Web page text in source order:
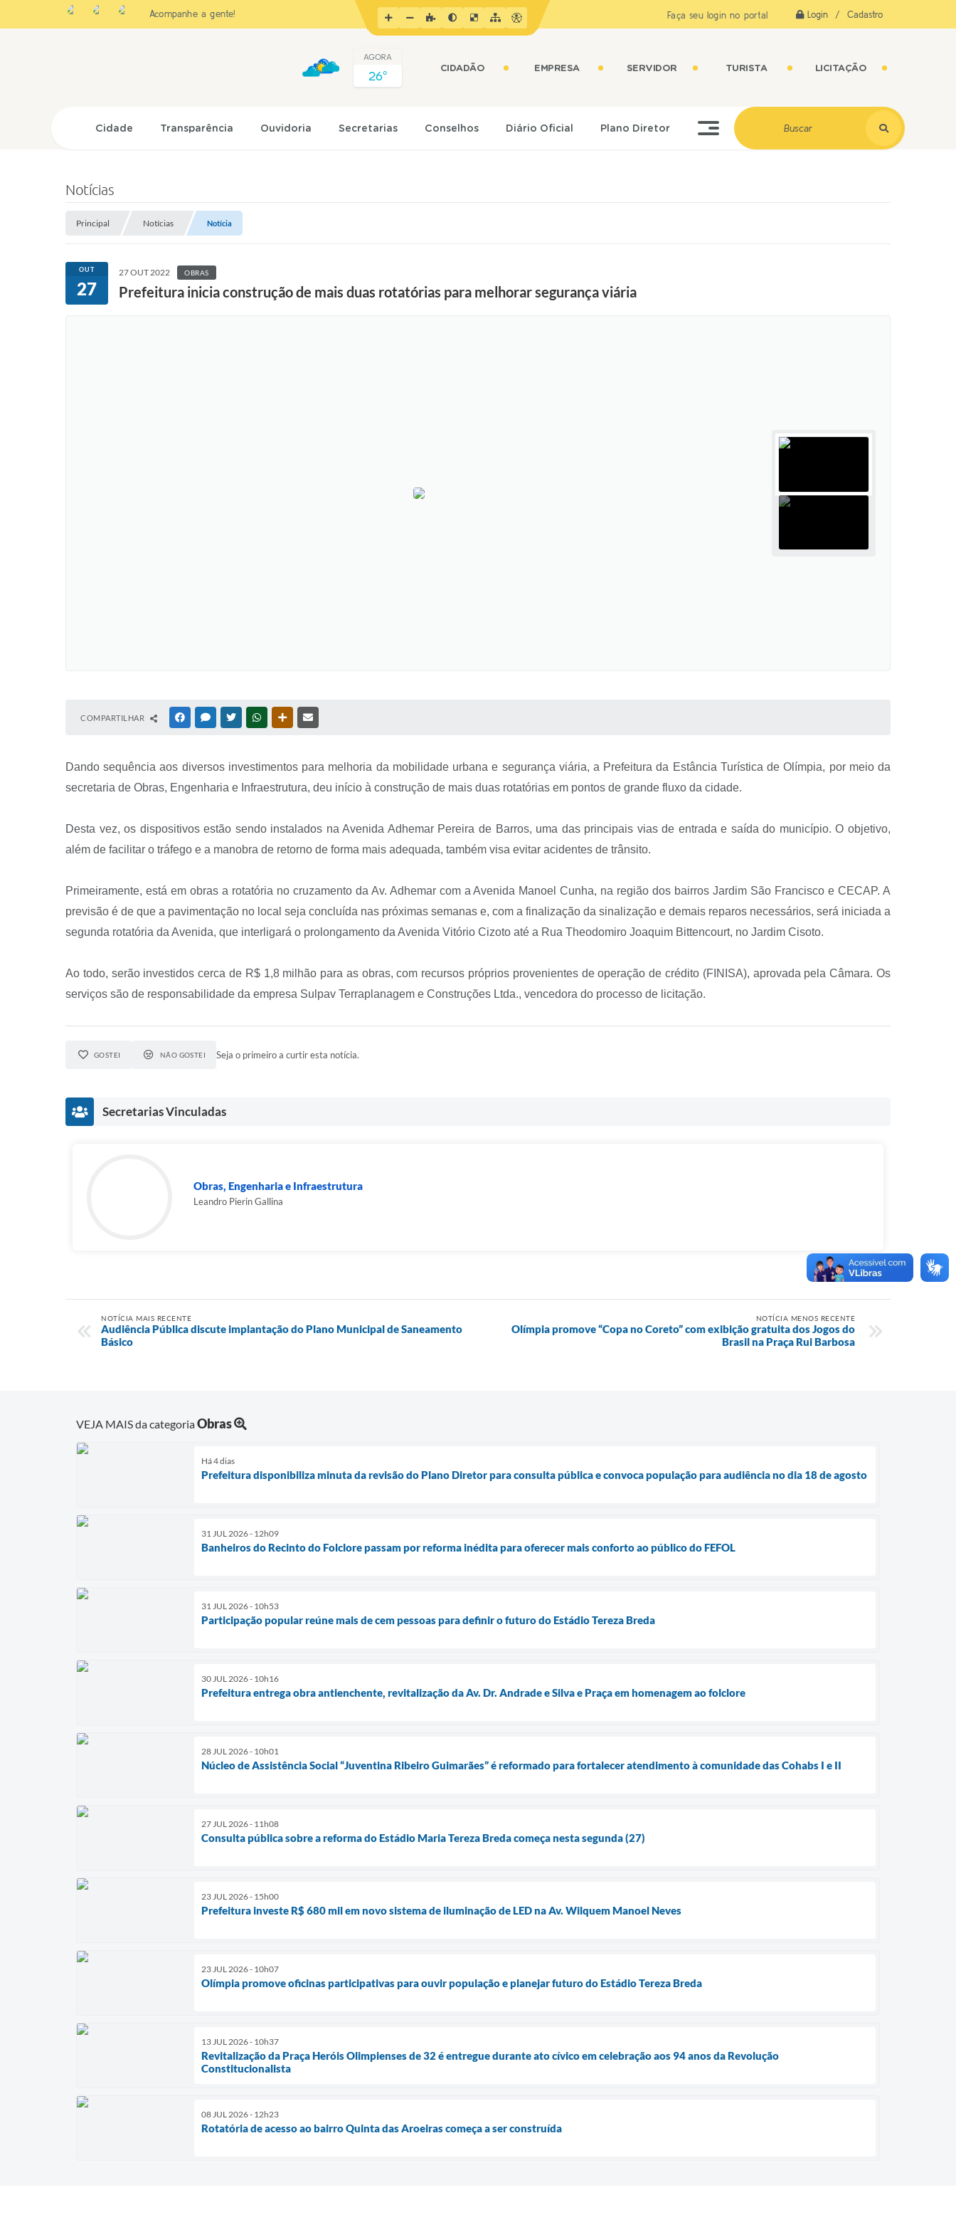
Faça seu login no portal Login / Cadastro
Acompanhe a gente!
CIDADÃO EMPRESA SERVIDOR TURISTA LICITAÇÃO
AGORA
26º
Cidade Transparência Ouvidoria Secretarias Conselhos Diário Oficial Plano Diretor
Notícias
Principal Notícias Notícia
OUT
27
27 OUT 2022 OBRAS
Prefeitura inicia construção de mais duas rotatórias para melhorar segurança viária
COMPARTILHAR FACEBOOKMESSENGER
TWITTERWHATSAPPOUTRAS MÍDIAS
Dando sequência aos diversos investimentos para melhoria da mobilidade urbana e segurança viária, a Prefeitura da Estância Turística de Olímpia, por meio da
secretaria de Obras, Engenharia e Infraestrutura, deu início à construção de mais duas rotatórias em pontos de grande fluxo da cidade.
Desta vez, os dispositivos estão sendo instalados na Avenida Adhemar Pereira de Barros, uma das principais vias de entrada e saída do município. O objetivo,
além de facilitar o tráfego e a manobra de retorno de forma mais adequada, também visa evitar acidentes de trânsito.
Primeiramente, está em obras a rotatória no cruzamento da Av. Adhemar com a Avenida Manoel Cunha, na região dos bairros Jardim São Francisco e CECAP. A
previsão é de que a pavimentação no local seja concluída nas próximas semanas e, com a finalização da sinalização e demais reparos necessários, será iniciada a
segunda rotatória da Avenida, que interligará o prolongamento da Avenida Vitório Cizoto até a Rua Theodomiro Joaquim Bittencourt, no Jardim Cisoto.
Ao todo, serão investidos cerca de R$ 1,8 milhão para as obras, com recursos próprios provenientes de operação de crédito (FINISA), aprovada pela Câmara. Os
serviços são de responsabilidade da empresa Sulpav Terraplanagem e Construções Ltda., vencedora do processo de licitação.
GOSTEI NÃO GOSTEI Seja o primeiro a curtir esta notícia.
Secretarias Vinculadas
Obras, Engenharia e Infraestrutura
Leandro Pierin Gallina
NOTÍCIA MAIS RECENTE
Audiência Pública discute implantação do Plano Municipal de Saneamento
Básico
NOTÍCIA MENOS RECENTE
Olímpia promove “Copa no Coreto” com exibição gratuita dos Jogos do
Brasil na Praça Rui Barbosa
VEJA MAIS da categoriaObras
Há 4 dias
Prefeitura disponibiliza minuta da revisão do Plano Diretor para consulta pública e convoca população para audiência no dia 18 de agosto
31 JUL 2026 - 12h09
Banheiros do Recinto do Folclore passam por reforma inédita para oferecer mais conforto ao público do FEFOL
31 JUL 2026 - 10h53
Participação popular reúne mais de cem pessoas para definir o futuro do Estádio Tereza Breda
30 JUL 2026 - 10h16
Prefeitura entrega obra antienchente, revitalização da Av. Dr. Andrade e Silva e Praça em homenagem ao folclore
28 JUL 2026 - 10h01
Núcleo de Assistência Social “Juventina Ribeiro Guimarães” é reformado para fortalecer atendimento à comunidade das Cohabs I e II
27 JUL 2026 - 11h08
Consulta pública sobre a reforma do Estádio Maria Tereza Breda começa nesta segunda (27)
23 JUL 2026 - 15h00
Prefeitura investe R$ 680 mil em novo sistema de iluminação de LED na Av. Wilquem Manoel Neves
23 JUL 2026 - 10h07
Olímpia promove oficinas participativas para ouvir população e planejar futuro do Estádio Tereza Breda
13 JUL 2026 - 10h37
Revitalização da Praça Heróis Olimpienses de 32 é entregue durante ato cívico em celebração aos 94 anos da Revolução
Constitucionalista
08 JUL 2026 - 12h23
Rotatória de acesso ao bairro Quinta das Aroeiras começa a ser construída